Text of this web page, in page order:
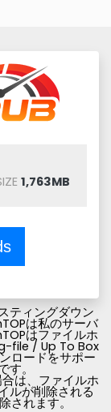
1,763MB
ティングダウン
は私のサーバ
はファイルホ
file / Up To Box
ロードをサポー
す。
は、ファイルホ
ルが削除される
されます。